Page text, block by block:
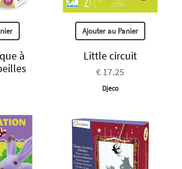
à
Ajouter au Panier
Little circuit
€ 17.25
Djeco